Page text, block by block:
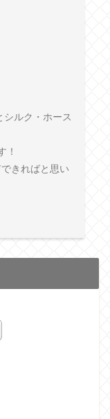
ルク・ホース
！
きればと思い